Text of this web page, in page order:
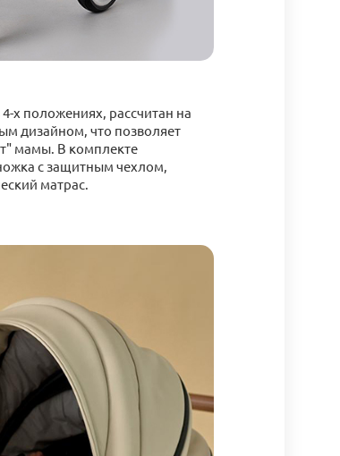
х положениях, рассчитан на
дизайном, что позволяет
мамы. В комплекте
с защитным чехлом,
матрас.